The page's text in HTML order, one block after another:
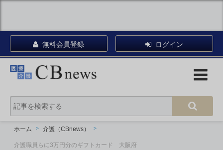
無料会員登録 ログイン
ホーム 介護（CBnews）
介護職員らに3万円分のギフトカード 大阪府